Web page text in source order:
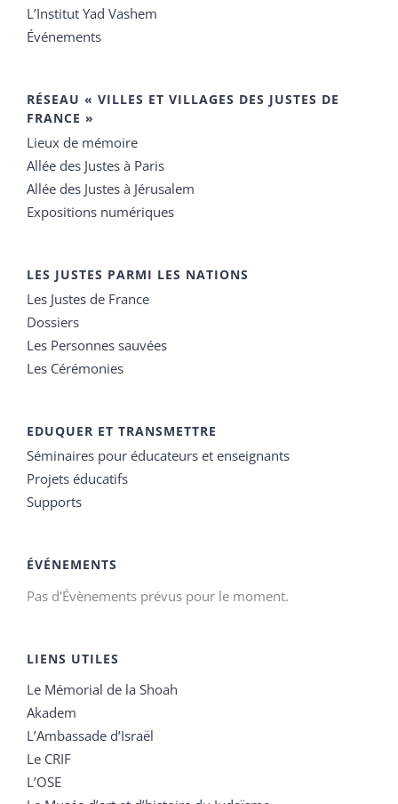
L’Institut Yad Vashem
Événements
RÉSEAU « VILLES ET VILLAGES DES JUSTES DE
FRANCE »
Lieux de mémoire
Allée des Justes à Paris
Allée des Justes à Jérusalem
Expositions numériques
LES JUSTES PARMI LES NATIONS
Les Justes de France
Dossiers
Les Personnes sauvées
Les Cérémonies
EDUQUER ET TRANSMETTRE
Séminaires pour éducateurs et enseignants
Projets éducatifs
Supports
ÉVÉNEMENTS
Pas d'Évènements prévus pour le moment.
LIENS UTILES
Le Mémorial de la Shoah
Akadem
L’Ambassade d’Israël
Le CRIF
L’OSE